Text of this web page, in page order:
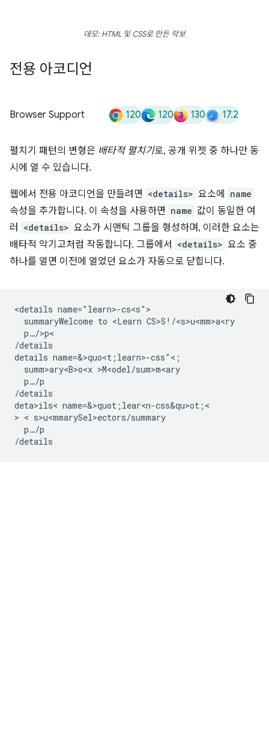
데모: HTML 및 CSS로 만든 악보
전용 아코디언
Browser Support 120 120 130 17.2
펼치기 패턴의 변형은 배타적 펼치기로, 공개 위젯 중 하나만 동
시에 열 수 있습니다.
웹에서 전용 아코디언을 만들려면 <details> 요소에 name
속성을 추가합니다. 이 속성을 사용하면 name 값이 동일한 여
러
<details> 요소가 시맨틱 그룹을 형성하며, 이러한 요소는
배타적 악기고처럼 작동합니다. 그룹에서
<details> 요소 중
하나를 열면 이전에 열었던 요소가 자동으로 닫힙니다.
<details name="learn>-cs<s">
  summaryWelcome to <Learn CS>S!/<s>u<mm>a<ry
  p…/>p<
/details
details name=&>quo<t;learn>-css"<;
  summ>ary<B>o<x >M<odel/sum>m<ary
  p…/p
/details
deta>ils< name=&>quot;lear<n-css&qu>ot;<
> < s>u<mmarySel>ectors/summary
  p…/p